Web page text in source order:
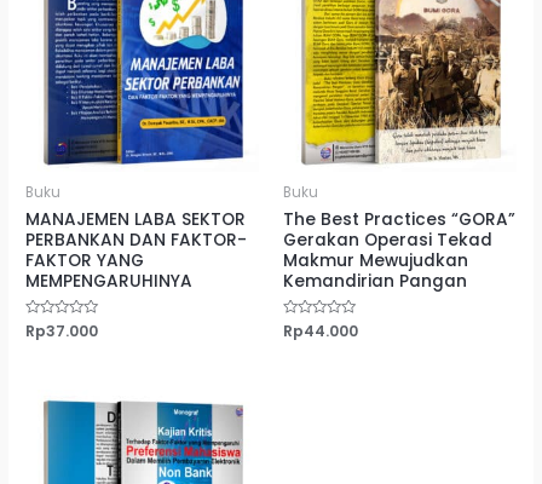
Buku
MANAJEMEN LABA SEKTOR
PERBANKAN DAN FAKTOR-
FAKTOR YANG
MEMPENGARUHINYA
Dinilai
0
Rp37.000
Buku
The Best Practices “GORA”
Gerakan Operasi Tekad
Makmur Mewujudkan
Kemandirian Pangan
Dinilai
0
Rp44.000